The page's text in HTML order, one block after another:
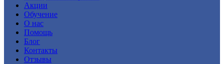
Акции
Обучение
О нас
Помощь
Блог
Контакты
Отзывы